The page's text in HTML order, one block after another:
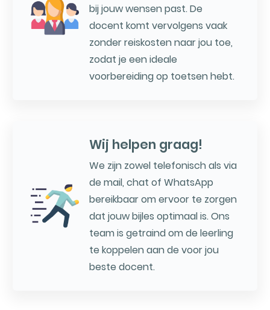
bij jouw wensen past. De
docent komt vervolgens vaak
zonder reiskosten naar jou toe,
zodat je een ideale
voorbereiding op toetsen hebt.
Wij helpen graag!
We zijn zowel telefonisch als via
de mail, chat of WhatsApp
bereikbaar om ervoor te zorgen
dat jouw bijles optimaal is. Ons
team is getraind om de leerling
te koppelen aan de voor jou
beste docent.